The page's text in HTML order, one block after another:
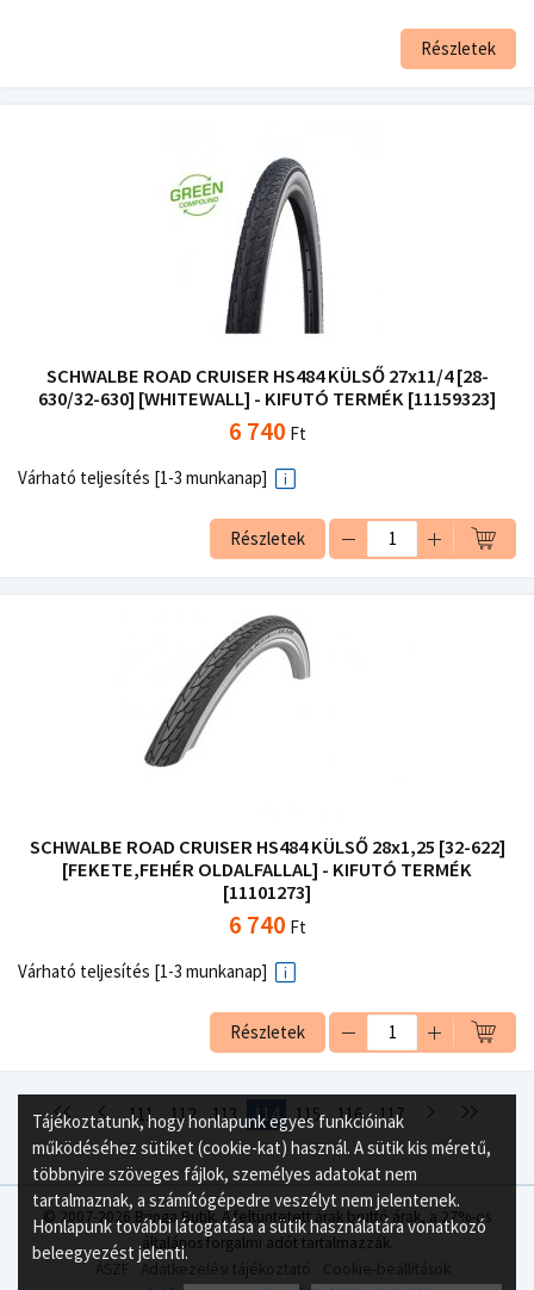
Részletek
SCHWALBE ROAD CRUISER HS484 KÜLSŐ 27x11/4 [28-
630/32-630] [WHITEWALL] - KIFUTÓ TERMÉK [11159323]
6 740 Ft
Várható teljesítés [1-3 munkanap]
Részletek
SCHWALBE ROAD CRUISER HS484 KÜLSŐ 28x1,25 [32-622]
[FEKETE,FEHÉR OLDALFALLAL] - KIFUTÓ TERMÉK
[11101273]
6 740 Ft
Várható teljesítés [1-3 munkanap]
Részletek
111 112 113 114 115 116 117
© 2007-2026 Bringa Butik. A feltüntetett árak bruttó árak, a 27%-os
általános forgalmi adót tartalmazzák.
ÁSZF
Adatkezelési tájékoztató
Cookie-beállítások
Tájékoztatunk, hogy honlapunk egyes funkcióinak
működéséhez sütiket (cookie-kat) használ. A sütik kis méretű,
többnyire szöveges fájlok, személyes adatokat nem
tartalmaznak, a számítógépedre veszélyt nem jelentenek.
Honlapunk további látogatása a sütik használatára vonatkozó
beleegyezést jelenti.